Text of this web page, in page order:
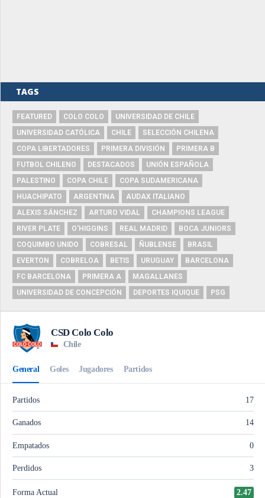
TAGS
FEATURED COLO COLO
UNIVERSIDAD DE CHILE
UNIVERSIDAD CATÓLICA
CHILE
SELECCIÓN CHILENA
COPA LIBERTADORES
PRIMERA DIVISIÓN
PRIMERA B
FUTBOL CHILENO
DESTACADOS
UNIÓN ESPAÑOLA
PALESTINO
COPA CHILE
COPA SUDAMERICANA
HUACHIPATO
ARGENTINA
AUDAX ITALIANO
ALEXIS SÁNCHEZ
ARTURO VIDAL
CHAMPIONS LEAGUE
RIVER PLATE
O'HIGGINS REAL MADRID
BOCA JUNIORS
COQUIMBO UNIDO
COBRESAL ÑUBLENSE
BRASIL
EVERTON
COBRELOA BETIS URUGUAY
BARCELONA
FC BARCELONA
PRIMERA A
MAGALLANES
UNIVERSIDAD DE CONCEPCIÓN
DEPORTES IQUIQUE PSG